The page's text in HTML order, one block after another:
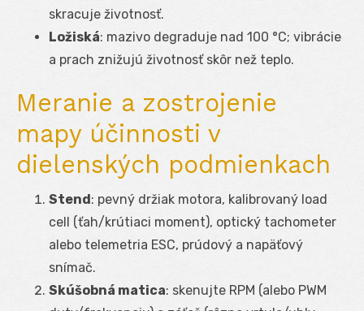
skracuje životnosť.
Ložiská: mazivo degraduje nad 100 °C; vibrácie
a prach znižujú životnosť skôr než teplo.
Meranie a zostrojenie
mapy účinnosti v
dielenských podmienkach
Stend: pevný držiak motora, kalibrovaný load
cell (ťah/krútiaci moment), optický tachometer
alebo telemetria ESC, prúdový a napäťový
snímač.
Skúšobná matica: skenujte RPM (alebo PWM